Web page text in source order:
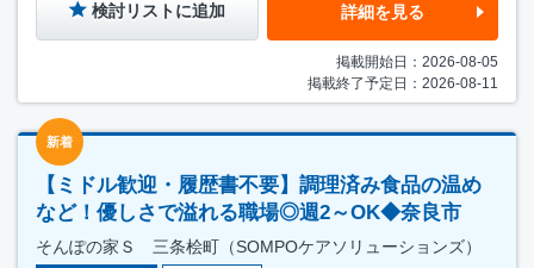
検討リストに追加 詳細を見る
掲載開始日：2026-08-05
掲載終了予定日：2026-08-11
新着
【ミドル歓迎・履歴書不要】調理済み食品の温め
など！優しさで溢れる職場◎週2～OK◆奈良市
そんぽの家Ｓ 三条桧町（SOMPOケアソリューションズ）